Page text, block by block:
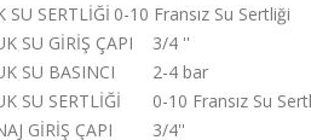
SU SERTLİĞİ 0-10 Fransız Su Sertliği
SU GİRİŞ ÇAPI
3/4 ''
SU BASINCI
2-4 bar
SU SERTLİĞİ
0-10 Fransız Su
GİRİŞ ÇAPI
3/4''